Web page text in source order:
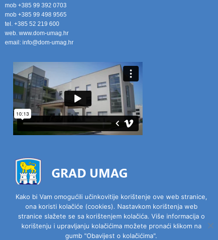
mob +385 99 392 0703
mob +385 99 498 9565
tel. +385 52 219 600
web. www.dom-umag.hr
email: info@dom-umag.hr
Copyright © 2014-2022 - Sva prava pridržana.
Kako bi Vam omogućili učinkovitije korištenje ove web stranice,
ona koristi kolačiće (cookies). Nastavkom korištenja web
stranice slažete se sa korištenjem kolačića. Više informacija o
korištenju i upravljanju kolačićima možete pronaći klikom na
gumb "Obavijest o kolačićima".